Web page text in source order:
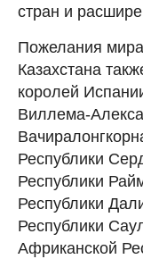
стран и
Пожелания
Казахстана
королей
Виллема-
Республики
Республики
Республики
Республики
Африканской